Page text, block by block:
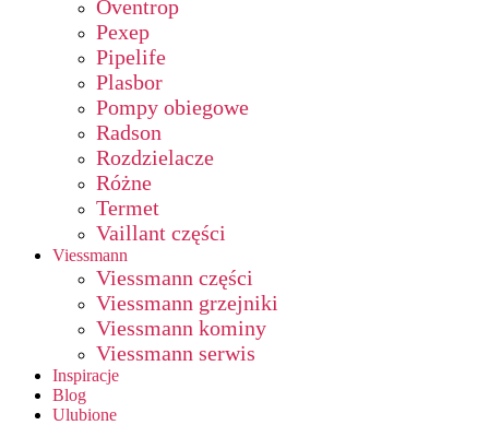
Oventrop
Pexep
Pipelife
Plasbor
Pompy obiegowe
Radson
Rozdzielacze
Różne
Termet
Vaillant części
Viessmann
Viessmann części
Viessmann grzejniki
Viessmann kominy
Viessmann serwis
Inspiracje
Blog
Ulubione